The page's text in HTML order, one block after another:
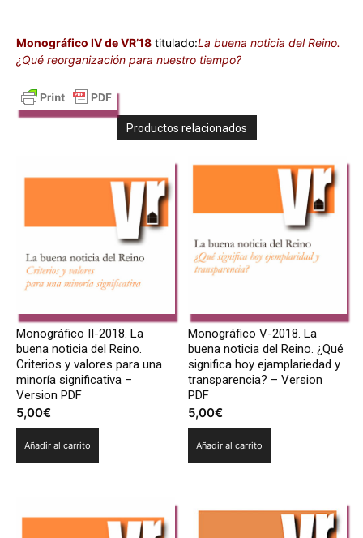
Monográfico IV de VR’18 titulado:La buena noticia del Reino.
¿Qué reorganización para nuestro tiempo?
Productos relacionados
Monográfico II-2018. La
buena noticia del Reino.
Criterios y valores para una
minoría significativa –
Version PDF
5,00€
Añadir al carrito
Monográfico V-2018. La
buena noticia del Reino. ¿Qué
significa hoy ejamplariedad y
transparencia? – Version
PDF
5,00€
Añadir al carrito